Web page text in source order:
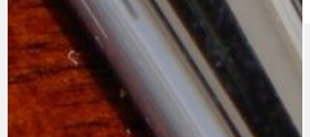
IDEAL LUX OSOBNOST